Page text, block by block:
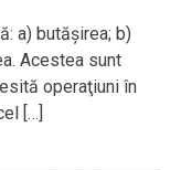
a) butăşirea; b)
Acestea sunt
operaţiuni în
[…]